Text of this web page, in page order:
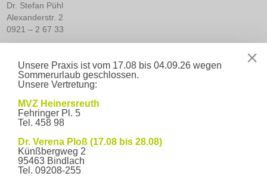
Dr. Stefan Pühl
Alexanderstr. 2
0921 – 2 67 33
Hohenzollernring 74
0921 – 611 22
Bitte denken Sie an Ihre Versichertenkarte und Ihren
Medikamentenplan!
24. Juli 2018
Wir machen Urlaub!
Famulanten →
Wann wir für Sie da sind
Öffnungszeiten
Unsere Praxis ist vom 17.08 bis 04.09.26 wegen
Sommerurlaub geschlossen.
Unsere Vertretung:
MVZ Heinersreuth
Fehringer Pl. 5
Tel. 458 98
Dr. Verena Ploß (17.08 bis 28.08)
Künßbergweg 2
95463 Bindlach
Tel. 09208-255